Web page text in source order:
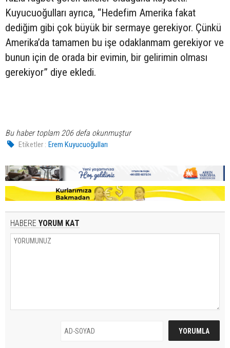
Kuyucuoğulları ayrıca, “Hedefim Amerika fakat
dediğim gibi çok büyük bir sermaye gerekiyor. Çünkü
Amerika’da tamamen bu işe odaklanmam gerekiyor ve
bunun için de orada bir evimin, bir gelirimin olması
gerekiyor” diye ekledi.
Bu haber toplam 206 defa okunmuştur
Etiketler : Erem Kuyucuoğulları
HABERE YORUM KAT